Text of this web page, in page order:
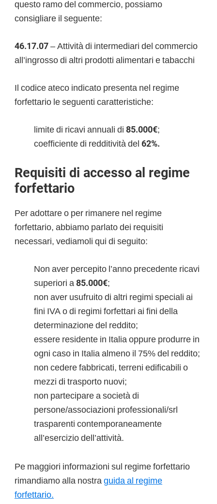
questo ramo del commercio, possiamo
consigliare il seguente:
46.17.07– Attività di intermediari del commercio
all’ingrosso di altri prodotti alimentari e tabacchi
Il codice ateco indicato presenta nel regime
forfettario le seguenti caratteristiche:
limite di ricavi annuali di 85.000€;
coefficiente di redditività del 62%.
Requisiti di accesso al regime
forfettario
Per adottare o per rimanere nel regime
forfettario, abbiamo parlato dei requisiti
necessari, vediamoli qui di seguito:
Non aver percepito l’anno precedente ricavi
superiori a 85.000€;
non aver usufruito di altri regimi speciali ai
fini IVA o di regimi forfettari ai fini della
determinazione del reddito;
essere residente in Italia oppure produrre in
ogni caso in Italia almeno il 75% del reddito;
non cedere fabbricati, terreni edificabili o
mezzi di trasporto nuovi;
non partecipare a società di
persone/associazioni professionali/srl
trasparenti contemporaneamente
all’esercizio dell’attività.
Pe maggiori informazioni sul regime forfettario
rimandiamo alla nostra guida al regime
forfettario.